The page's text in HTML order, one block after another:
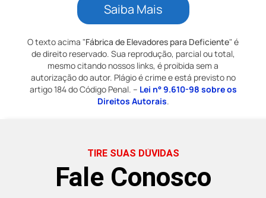
Saiba Mais
O texto acima "Fábrica de Elevadores para Deficiente" é
de direito reservado. Sua reprodução, parcial ou total,
mesmo citando nossos links, é proibida sem a
autorização do autor. Plágio é crime e está previsto no
artigo 184 do Código Penal. – Lei n° 9.610-98 sobre os
Direitos Autorais.
TIRE SUAS DÚVIDAS
Fale Conosco